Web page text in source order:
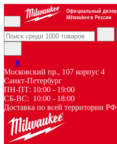
Официальный дилер
Milwaukee в России
0
Московский пр., 107 корпус 4
Санкт-Петербург
ПН-ПТ: 10:00 - 19:00
СБ-ВС: 10:00 - 18:00
Доставка по всей территории РФ